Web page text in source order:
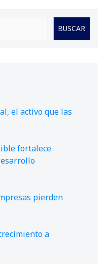
BUSCAR
el activo que las
fortalece
pierden
a